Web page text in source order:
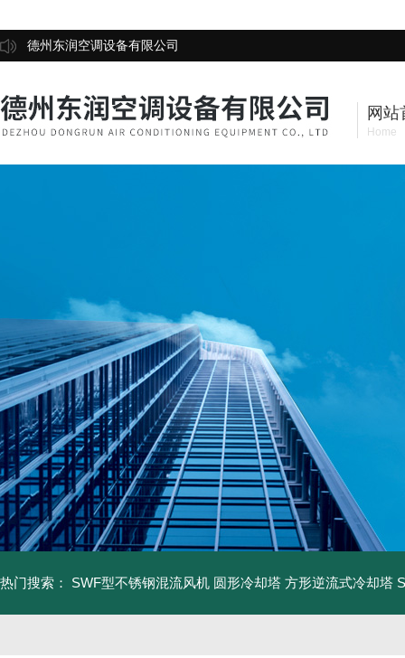
德州东润空调设备有限公司
网站
Home
热门搜索： SWF型不锈钢混流风机 圆形冷却塔 方形逆流式冷却塔